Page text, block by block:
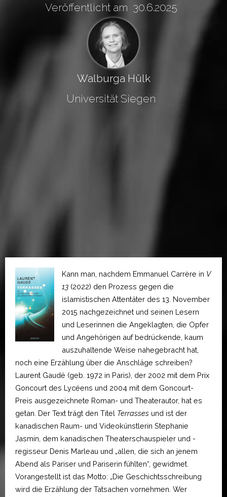
Veröffentlicht am 30.6.2025
Walburga Hülk
Universität Siegen
Kann man, nachdem Emmanuel Carrère in V
13 (2022) den Prozess gegen die
islamistischen Attentäter des 13. November
2015 nachgezeichnet und seinen Lesern
und Leserinnen die Angeklagten, die Opfer
und Angehörigen auf bedrückende, kaum
auszuhaltende Weise nahegebracht hat,
noch eine Erzählung über die Anschläge schreiben?
Laurent Gaudé (geb. 1972 in Paris), der 2002 mit dem Prix
Goncourt des Lycéens und 2004 mit dem Goncourt-
Preis ausgezeichnete Roman- und Theaterautor, hat es
getan. Der Text trägt den Titel Terrasses und ist der
kanadischen Raum- und Videokünstlerin Stephanie
Jasmin, dem kanadischen Theaterschauspieler und -
regisseur Denis Marleau und „allen, die sich an jenem
Abend als Pariser und Pariserin fühlten“, gewidmet.
Vorangestellt ist das Motto: „Die Geschichtsschreibung
wird die Erzählung der Tatsachen vornehmen. Wer